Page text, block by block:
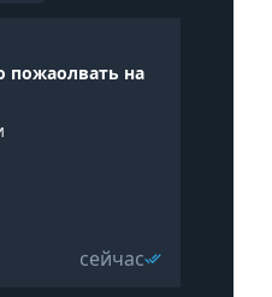
пожаолвать на
сейчас